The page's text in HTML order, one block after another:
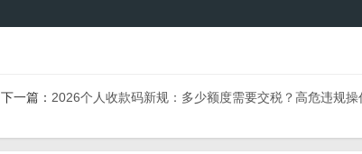
下一篇： 2026个人收款码新规：多少额度需要交税？高危违规操